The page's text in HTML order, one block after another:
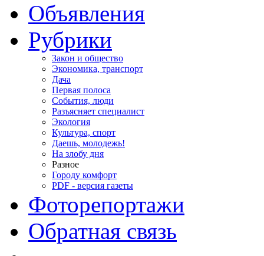
Объявления
Рубрики
Закон и общество
Экономика, транспорт
Дача
Первая полоса
События, люди
Разъясняет специалист
Экология
Культура, спорт
Даешь, молодежь!
На злобу дня
Разное
Городу комфорт
PDF - версия газеты
Фоторепортажи
Обратная связь